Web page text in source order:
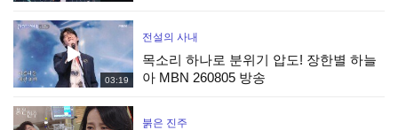
03:19
전설의 사내
목소리 하나로 분위기 압도! 장한별 하늘
아 MBN 260805 방송
붉은 진주